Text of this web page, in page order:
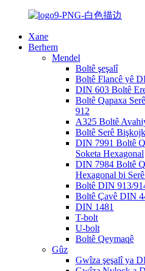
Xane
Berhem
Mendel
Boltê şeşalî
Boltê Flancê yê
DIN 603 Boltê
Boltê Qapaxa
912
A325 Boltê
Boltê Serê
DIN 7991 Boltê
Soketa Hexagonal
DIN 7984 Boltê
Hexagonal bi
Boltê DIN 913/
Boltê Çavê DIN
DIN 1481
T-bolt
U-bolt
Boltê Qeymaqê
Gûz
Gwîza şeşalî ya